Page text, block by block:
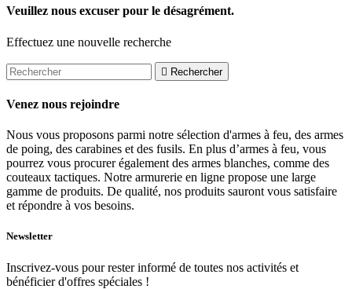
Veuillez nous excuser pour le désagrément.
Effectuez une nouvelle recherche
 Rechercher
Venez nous rejoindre
Nous vous proposons parmi notre sélection d'armes à feu, des armes
de poing, des carabines et des fusils. En plus d’armes à feu, vous
pourrez vous procurer également des armes blanches, comme des
couteaux tactiques. Notre armurerie en ligne propose une large
gamme de produits. De qualité, nos produits sauront vous satisfaire
et répondre à vos besoins.
Newsletter
Inscrivez-vous pour rester informé de toutes nos activités et
bénéficier d'offres spéciales !